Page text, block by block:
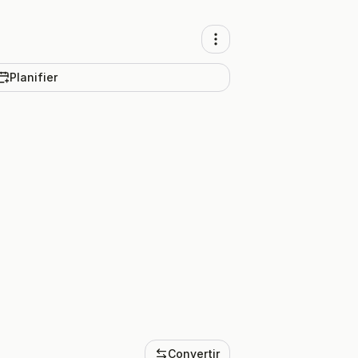
Planifier
Convertir